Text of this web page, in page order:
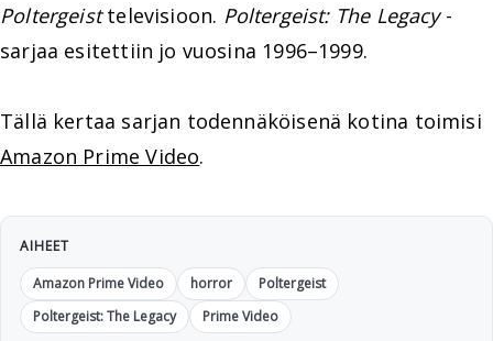
Poltergeisttelevisioon. Poltergeist: The Legacy-
sarjaa esitettiin jo vuosina 1996–1999.
Tällä kertaa sarjan todennäköisenä kotina toimisi
Amazon Prime Video.
AIHEET
Amazon Prime Video
horror
Poltergeist
Poltergeist: The Legacy
Prime Video